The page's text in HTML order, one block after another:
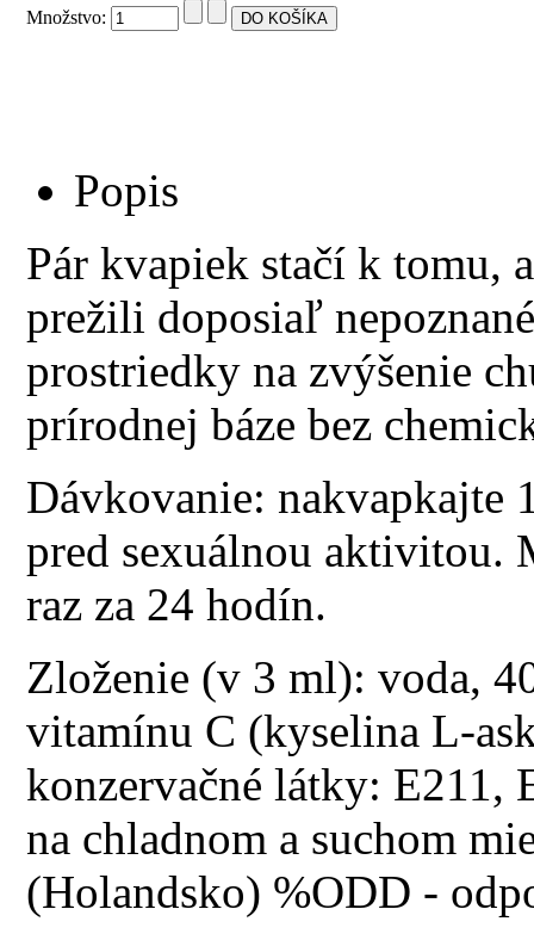
Množstvo:
Popis
Pár kvapiek stačí k tomu,
prežili doposiaľ
prostriedky na zvýšenie
prírodnej báze bez
Dávkovanie: nakvapkajte
pred sexuálnou aktivitou.
raz za 24 hodín.
Zloženie (v 3 ml): voda,
vitamínu C (kyselina L-
konzervačné látky: E211,
na chladnom a suchom
(Holandsko) %ODD -